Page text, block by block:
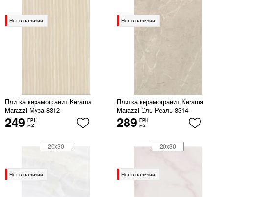
Нет в наличии
Плитка керамогранит Kerama
Marazzi Муза 8312
249 ГРН
м2
Нет в наличии
Плитка керамогранит Kerama
Marazzi Эль-Реаль 8314
289 ГРН
м2
Нет в наличии
20x30
Нет в наличии
20x30